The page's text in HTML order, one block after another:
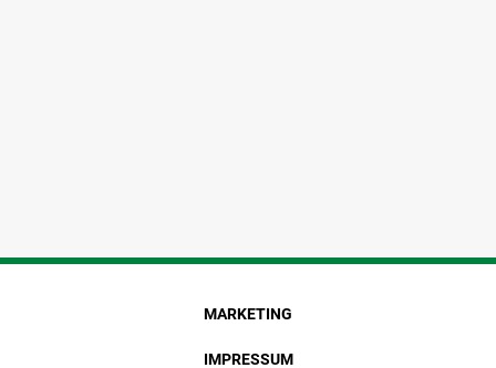
MARKETING
IMPRESSUM